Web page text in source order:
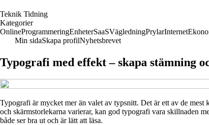
Teknik Tidning
Kategorier
OnlineProgrammeringEnheterSaaSVägledningPrylarInternet
Min sidaSkapa profilNyhetsbrevet
Typografi med effekt – skapa stämning
Typografi är mycket mer än valet av typsnitt. Det är ett av de
och skärmstorlekarna varierar, kan god typografi vara skillnaden
både ser bra ut och är lätt att läsa.